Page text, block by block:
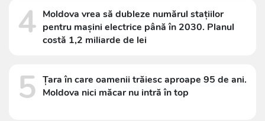
4 Moldova vrea să dubleze numărul stațiilor
pentru mașini electrice până în 2030. Planul
costă 1,2 miliarde de lei
5 Țara în care oamenii trăiesc aproape 95 de ani.
Moldova nici măcar nu intră în top